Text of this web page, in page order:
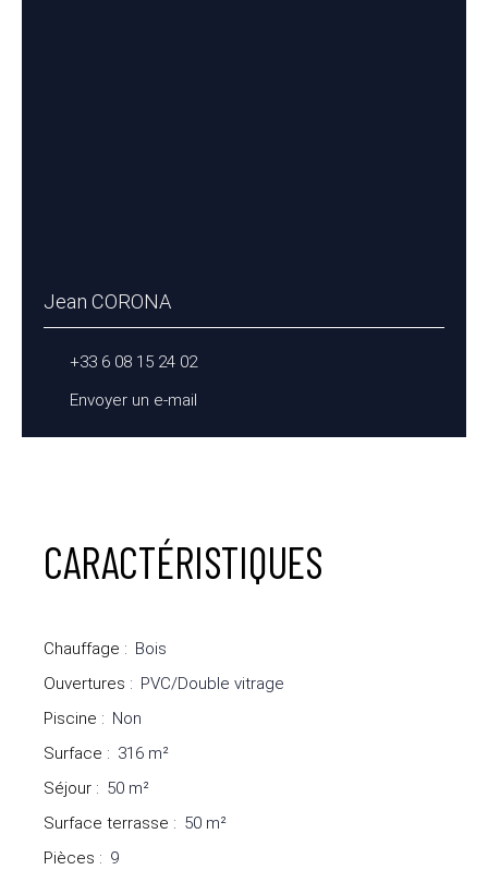
Jean CORONA
+33 6 08 15 24 02
Envoyer un e-mail
CARACTÉRISTIQUES
Chauffage : Bois
Ouvertures : PVC/Double vitrage
Piscine : Non
Surface : 316 m²
Séjour : 50 m²
Surface terrasse : 50 m²
Pièces : 9